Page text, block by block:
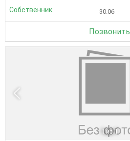
Собственник 30.06
Позвонить
1 из 1